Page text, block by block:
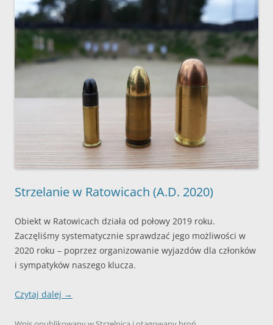
Strzelanie w Ratowicach (A.D. 2020)
Obiekt w Ratowicach działa od połowy 2019 roku.
Zaczęliśmy systematycznie sprawdzać jego możliwości w
2020 roku – poprzez organizowanie wyjazdów dla członków
i sympatyków naszego klucza.
Czytaj dalej →